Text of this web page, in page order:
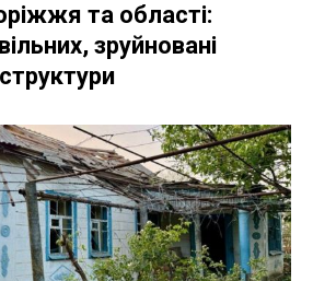
та області:
зруйновані